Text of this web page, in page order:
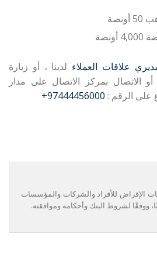
علاقات العملاء لدينا ، أو زيارة
الاتصال بمركز الاتصال على مدار
على الرقم : 97444456000+
الإقراض للأفراد والشركات والمؤسسات
ووفقًا لشروط البنك وأحكامه وموافقته.